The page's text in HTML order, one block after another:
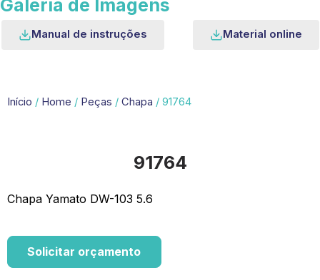
Galeria de Imagens
Manual de instruções Material online
Início / Home / Peças / Chapa / 91764
91764
Chapa Yamato DW-103 5.6
Solicitar orçamento